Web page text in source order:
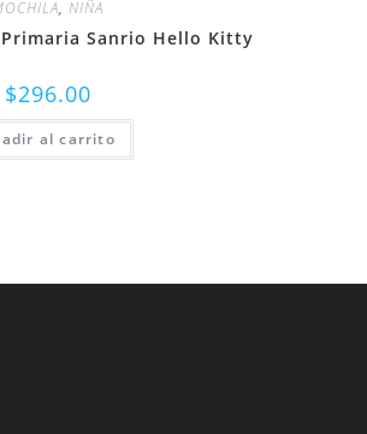
,NIÑA
Sanrio Hello Kitty
$296.00
al carrito